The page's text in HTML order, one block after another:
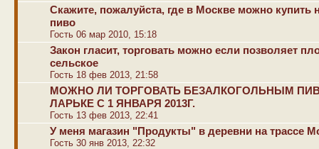
Скажите, пожалуйста, где в Москве можно купить
пиво
Гость 06 мар 2010, 15:18
Закон гласит, торговать можно если позволяет
сельское
Гость 18 фев 2013, 21:58
МОЖНО ЛИ ТОРГОВАТЬ БЕЗАЛКОГОЛЬНЫМ
ЛАРЬКЕ С 1 ЯНВАРЯ 2013Г.
Гость 13 фев 2013, 22:41
У меня магазин "Продукты" в деревни на трассе
Гость 30 янв 2013, 22:32